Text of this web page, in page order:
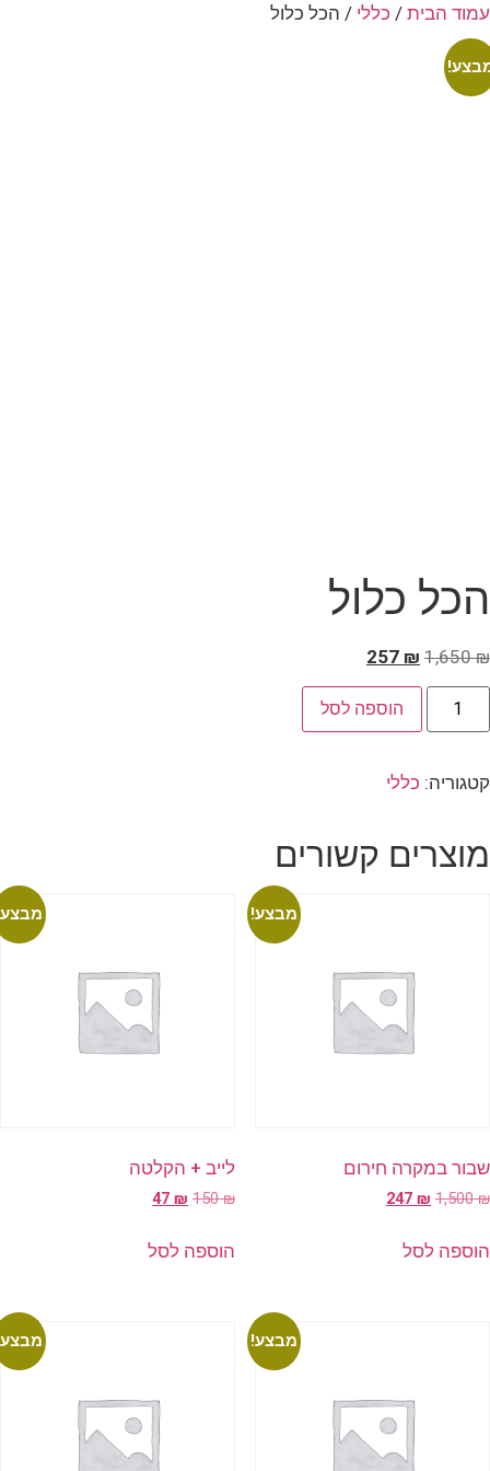
עמוד הבית / כללי / הכל כלול
הכל כלול
1,650₪
257 ₪
הוספה לסל
קטגוריה: כללי
מוצרים קשורים
מבצע!
שבור במקרה חירום
1,500₪
247 ₪
הוספה לסל
לייב + הקלטה
150₪
47₪
הוספה לסל
מבצע!